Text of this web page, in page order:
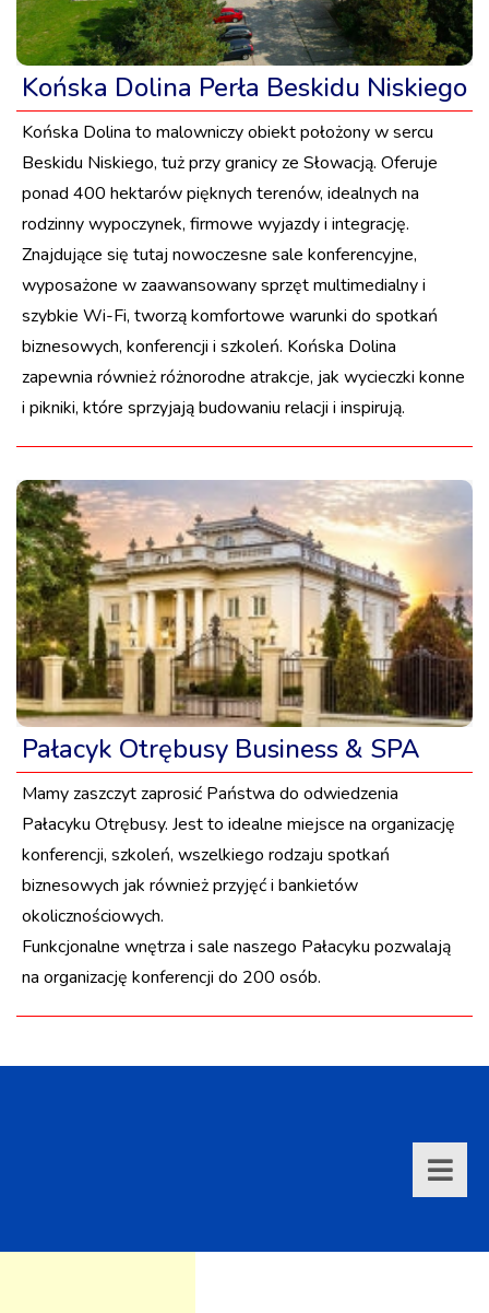
Końska Dolina Perła Beskidu Niskiego
Końska Dolina to malowniczy obiekt położony w sercu
Beskidu Niskiego, tuż przy granicy ze Słowacją. Oferuje
ponad 400 hektarów pięknych terenów, idealnych na
rodzinny wypoczynek, firmowe wyjazdy i integrację.
Znajdujące się tutaj nowoczesne sale konferencyjne,
wyposażone w zaawansowany sprzęt multimedialny i
szybkie Wi-Fi, tworzą komfortowe warunki do spotkań
biznesowych, konferencji i szkoleń. Końska Dolina
zapewnia również różnorodne atrakcje, jak wycieczki konne
i pikniki, które sprzyjają budowaniu relacji i inspirują.
Pałacyk Otrębusy Business & SPA
Mamy zaszczyt zaprosić Państwa do odwiedzenia
Pałacyku Otrębusy. Jest to idealne miejsce na organizację
konferencji, szkoleń, wszelkiego rodzaju spotkań
biznesowych jak również przyjęć i bankietów
okolicznościowych.
Funkcjonalne wnętrza i sale naszego Pałacyku pozwalają
na organizację konferencji do 200 osób.